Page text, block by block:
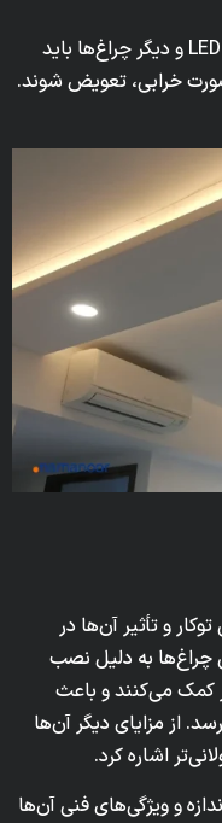
لامپ‌های LED و دیگر چراغ‌ها باید
خرابی، تعویض شوند.
و تأثیر آن‌ها در
چراغ‌ها به دلیل نصب
می‌کنند و باعث
از مزایای دیگر آن‌ها
اشاره کرد.
و ویژگی‌های فنی آن‌ها